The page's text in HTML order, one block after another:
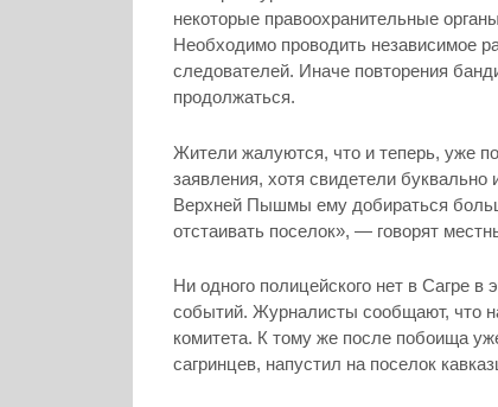
некоторые правоохранительные
Необходимо проводить независимое
следователей. Иначе повторения
продолжаться.
Жители жалуются, что и теперь, уже
заявления, хотя свидетели буквально
Верхней Пышмы ему добираться
отстаивать поселок», — говорят
Ни одного полицейского нет в Сагре в
событий. Журналисты сообщают, что
комитета. К тому же после побоища
сагринцев, напустил на поселок